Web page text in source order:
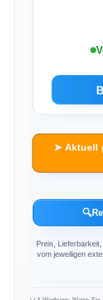
➤ Aktuell
🔍
Preis,
vom jeweiligen